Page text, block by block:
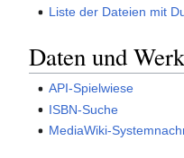
Liste der Dateien mit
Daten und
API-Spielwiese
ISBN-Suche
MediaWiki-